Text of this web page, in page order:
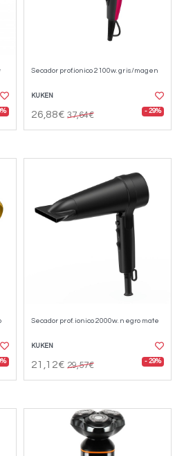
Secador prof.ionico 2100w. gris/magen
KUKEN
26,88€ 37,64€ - 29%
Secador prof. ionico 2000w. negro mate
KUKEN
21,12€ 29,57€ - 29%